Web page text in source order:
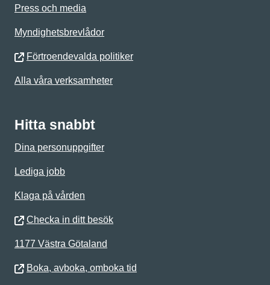
Press och media
Myndighetsbrevlådor
Förtroendevalda politiker
Alla våra verksamheter
Hitta snabbt
Dina personuppgifter
Lediga jobb
Klaga på vården
Checka in ditt besök
1177 Västra Götaland
Boka, avboka, omboka tid